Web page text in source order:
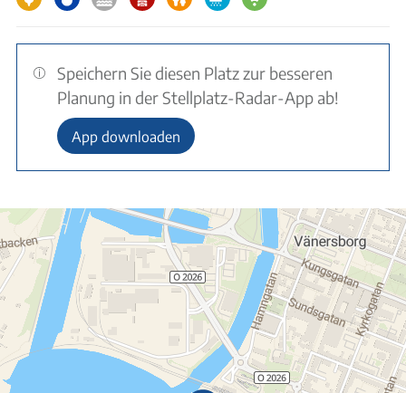
Speichern Sie diesen Platz zur besseren
Planung in der Stellplatz-Radar-App ab!
App downloaden